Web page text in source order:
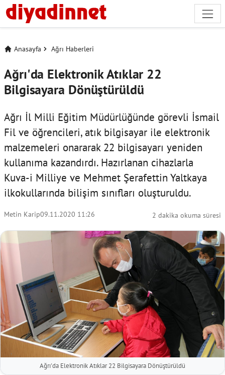
Anasayfa Ağrı Haberleri
Ağrı'da Elektronik Atıklar 22
Bilgisayara Dönüştürüldü
Ağrı İl Milli Eğitim Müdürlüğünde görevli İsmail
Fil ve öğrencileri, atık bilgisayar ile elektronik
malzemeleri onararak 22 bilgisayarı yeniden
kullanıma kazandırdı. Hazırlanan cihazlarla
Kuva-i Milliye ve Mehmet Şerafettin Yaltkaya
ilkokullarında bilişim sınıfları oluşturuldu.
Metin Karip09.11.2020 11:26 2 dakika okuma süresi
Ağrı'da Elektronik Atıklar 22 Bilgisayara Dönüştürüldü